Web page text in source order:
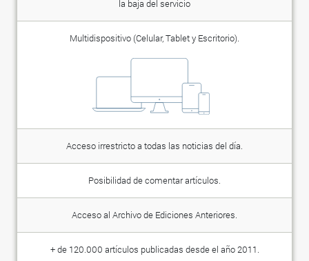
la baja del servicio
Multidispositivo (Celular, Tablet y Escritorio).
Acceso irrestricto a todas las noticias del día.
Posibilidad de comentar artículos.
Acceso al Archivo de Ediciones Anteriores.
+ de 120.000 artículos publicadas desde el año 2011.